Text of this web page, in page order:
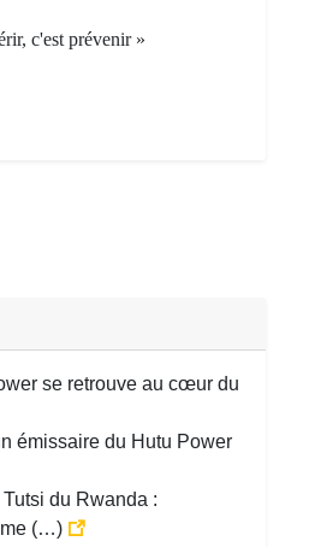
c'est prévenir »
se retrouve au cœur du
émissaire du Hutu Power
du Rwanda :
(…)